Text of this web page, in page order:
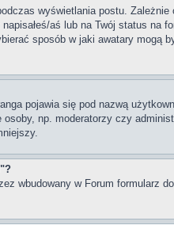
wyświetlania postu.
aś lub na Twój status
sposób w jaki awatary
pojawia się pod nazwą
np. moderatorzy czy
wbudowany w Forum formularz